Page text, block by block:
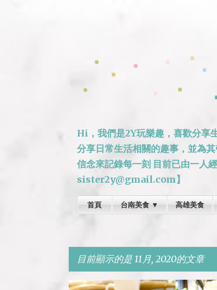
Hi，我們是2Y玩樂趣，喜歡分享
分享日常生活相關的趣事，並為
信念來記錄每一刻 目前已由一人
sister2y@gmail.com】
首頁 台南美食 ▼ 高雄美食
目前顯示的是 11月, 2020的文章